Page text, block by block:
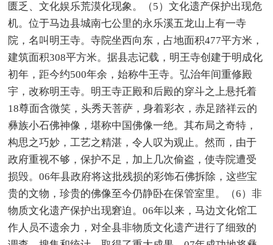
匮乏、文化娱乐荒漠化现象。（5）文化遗产保护出现危
机。位于马边县城南七公里的永乐溪五龙山上有一寺
院，名叫明王寺。寺院坐西向东，占地面积477平方米，
建筑面积308平方米。据县志记载，明王寺创建于明成化
初年，距今约500年余，始称牛王寺。弘治年间重修殿
宇，改称明王寺。明王寺正殿和后殿的穿斗之上悬托着
18尊面含微笑，头秀天菩萨，身着彩衣，赤足踏祥云的
彝族小石佛神像，堪称中国佛像一绝。其布局之奇特，
构思之巧妙，工艺之精湛，令人叹为观止。然而，由于
政府重视不够，保护不足，加上几次偷盗，使寺院遭受
损毁。06年县政府将这批残损的彩饰石佛拆除，这些宝
贵的文物，珍贵的佛像至今仍静卧在保管室里。（6）非
物质文化遗产保护出现窘迫。06年以来，马边文化馆工
作人员不遗余力，对全县非物质文化遗产进行了细致的